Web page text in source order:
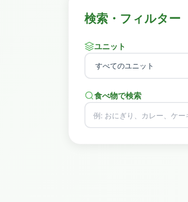
検索・フィルター
ユニット
食べ物で検索